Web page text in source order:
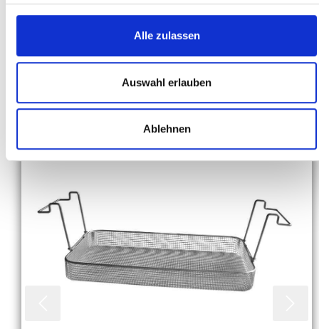
Alle zulassen
Auswahl erlauben
Ablehnen